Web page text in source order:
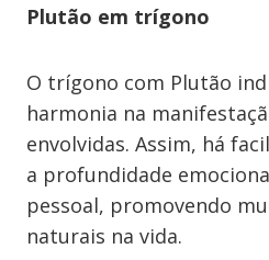
Plutão em trígono
O trígono com Plutão
harmonia na
envolvidas. Assim, há
a profundidade
pessoal, promovendo
naturais na vida.